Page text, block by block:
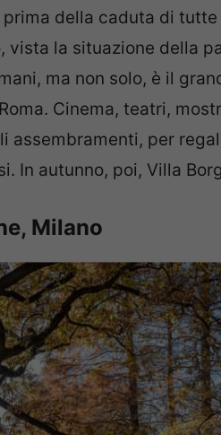
della caduta di tutte
vista la situazione della
ma non solo, è il
Cinema, teatri,
assembramenti, per
In autunno, poi, Villa
Milano